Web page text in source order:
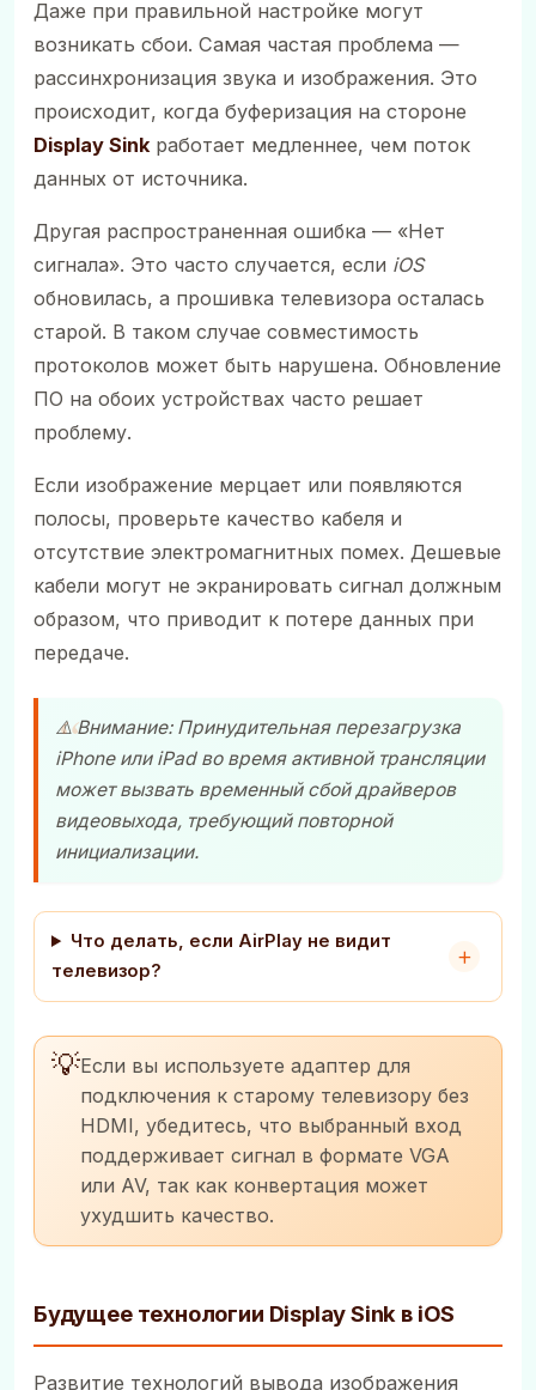
Даже при правильной настройке могут
возникать сбои. Самая частая проблема —
рассинхронизация звука и изображения. Это
происходит, когда буферизация на стороне
Display Sink работает медленнее, чем поток
данных от источника.
Другая распространенная ошибка — «Нет
сигнала». Это часто случается, если iOS
обновилась, а прошивка телевизора осталась
старой. В таком случае совместимость
протоколов может быть нарушена. Обновление
ПО на обоих устройствах часто решает
проблему.
Если изображение мерцает или появляются
полосы, проверьте качество кабеля и
отсутствие электромагнитных помех. Дешевые
кабели могут не экранировать сигнал должным
образом, что приводит к потере данных при
передаче.
⚠️ Внимание: Принудительная перезагрузка
iPhoneили iPadво время активной трансляции
может вызвать временный сбой драйверов
видеовыхода, требующий повторной
инициализации.
Что делать, если AirPlay не видит
телевизор?
💡Если вы используете адаптер для
подключения к старому телевизору без
HDMI, убедитесь, что выбранный вход
поддерживает сигнал в формате VGA
или AV, так как конвертация может
ухудшить качество.
Будущее технологии Display Sink в iOS
Развитие технологий вывода изображения